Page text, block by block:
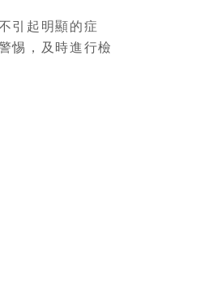
引起明顯的症
惕，及時進行檢